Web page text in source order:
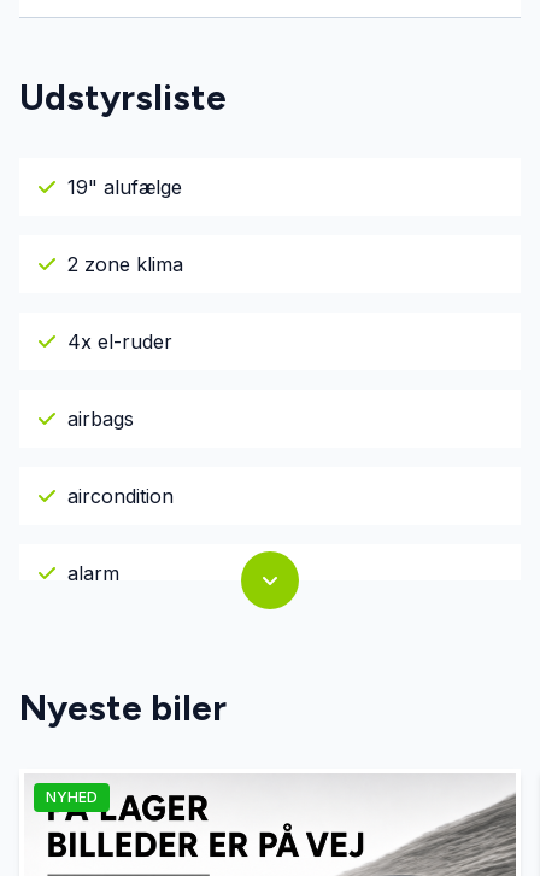
Udstyrsliste
19" alufælge
2 zone klima
4x el-ruder
airbags
aircondition
alarm
Apple CarPlay
autohold
Nyeste biler
NYHED